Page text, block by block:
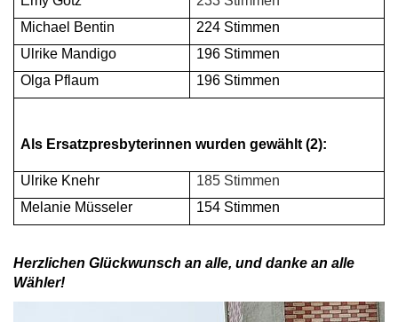
Michael Bentin
224 Stimmen
Ulrike Mandigo
196 Stimmen
Olga Pflaum
196 Stimmen
Als Ersatzpresbyterinnen wurden gewählt (2):
Ulrike Knehr
185 Stimmen
Melanie Müsseler
154 Stimmen
Herzlichen Glückwunsch an alle, und danke an alle
Wähler!